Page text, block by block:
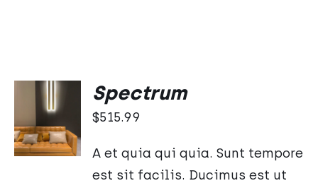
DODAJ
DO
KOSZYKA
/
SZCZEGÓŁY
Spectrum
$515.99
A et quia qui quia. Sunt tempore
est sit facilis. Ducimus est ut